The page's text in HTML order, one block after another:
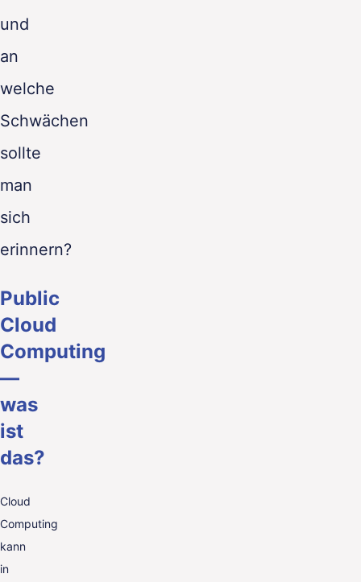
und
an
welche
Schwächen
sollte
man
sich
erinnern?
Public
Cloud
Computing
—
was
ist
das?
Cloud
Computing
kann
in